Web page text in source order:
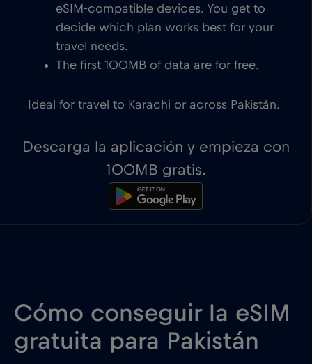
eSIM-compatible devices. You get to
decide which plan works best for your
travel needs.
The first 100MB of data are for free.
Ideal for travel to Karachi or across Pakistán.
Descarga la aplicación y empieza con
100MB gratis.
Cómo conseguir la eSIM
gratuita para Pakistán